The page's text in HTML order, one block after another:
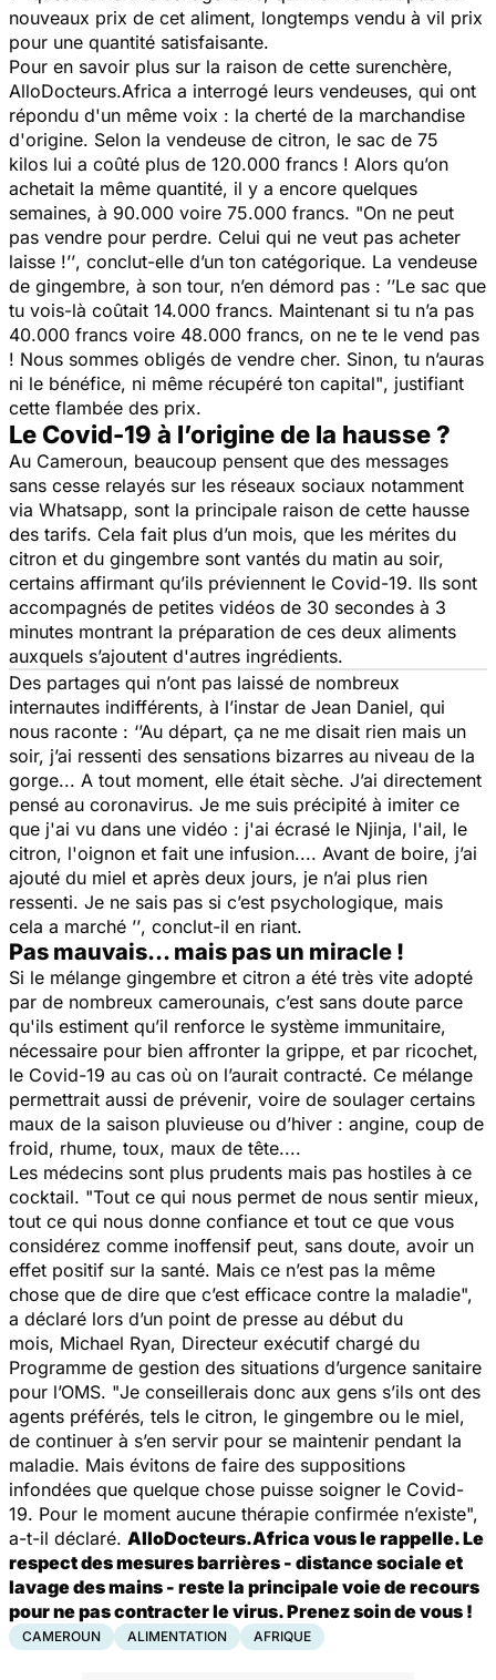
nouveaux prix de cet aliment, longtemps vendu à vil prix
pour une quantité satisfaisante.
Pour en savoir plus sur la raison de cette surenchère,
AlloDocteurs.Africa a interrogé leurs vendeuses, qui ont
répondu d'un même voix : la cherté de la marchandise
d'origine. Selon la vendeuse de citron, le sac de 75
kilos lui a coûté plus de 120.000 francs ! Alors qu’on
achetait la même quantité, il y a encore quelques
semaines, à 90.000 voire 75.000 francs. "On ne peut
pas vendre pour perdre. Celui qui ne veut pas acheter
laisse !’’, conclut-elle d’un ton catégorique. La vendeuse
de gingembre, à son tour, n’en démord pas : ’’Le sac que
tu vois-là coûtait 14.000 francs. Maintenant si tu n’a pas
40.000 francs voire 48.000 francs, on ne te le vend pas
! Nous sommes obligés de vendre cher. Sinon, tu n’auras
ni le bénéfice, ni même récupéré ton capital", justifiant
cette flambée des prix.
Le Covid-19 à l’origine de la hausse ?
Au Cameroun, beaucoup pensent que des messages
sans cesse relayés sur les réseaux sociaux notamment
via Whatsapp, sont la principale raison de cette hausse
des tarifs. Cela fait plus d’un mois, que les mérites du
citron et du gingembre sont vantés du matin au soir,
certains affirmant qu’ils préviennent le Covid-19. Ils sont
accompagnés de petites vidéos de 30 secondes à 3
minutes montrant la préparation de ces deux aliments
auxquels s’ajoutent d'autres ingrédients.
Des partages qui n’ont pas laissé de nombreux
internautes indifférents, à l’instar de Jean Daniel, qui
nous raconte : ‘’Au départ, ça ne me disait rien mais un
soir, j’ai ressenti des sensations bizarres au niveau de la
gorge... A tout moment, elle était sèche. J’ai directement
pensé au coronavirus. Je me suis précipité à imiter ce
que j'ai vu dans une vidéo : j'ai écrasé le Njinja, l'ail, le
citron, l'oignon et fait une infusion.... Avant de boire, j’ai
ajouté du miel et après deux jours, je n’ai plus rien
ressenti. Je ne sais pas si c’est psychologique, mais
cela a marché ’’, conclut-il en riant.
Pas mauvais... mais pas un miracle !
Si le mélange gingembre et citron a été très vite adopté
par de nombreux camerounais, c’est sans doute parce
qu'ils estiment qu’il renforce le système immunitaire,
nécessaire pour bien affronter la grippe, et par ricochet,
le Covid-19 au cas où on l’aurait contracté. Ce mélange
permettrait aussi de prévenir, voire de soulager certains
maux de la saison pluvieuse ou d’hiver : angine, coup de
froid, rhume, toux, maux de tête....
Les médecins sont plus prudents mais pas hostiles à ce
cocktail. "Tout ce qui nous permet de nous sentir mieux,
tout ce qui nous donne confiance et tout ce que vous
considérez comme inoffensif peut, sans doute, avoir un
effet positif sur la santé. Mais ce n’est pas la même
chose que de dire que c’est efficace contre la maladie",
a déclaré lors d’un point de presse au début du
mois, Michael Ryan, Directeur exécutif chargé du
Programme de gestion des situations d’urgence sanitaire
pour l’OMS. "Je conseillerais donc aux gens s’ils ont des
agents préférés, tels le citron, le gingembre ou le miel,
de continuer à s’en servir pour se maintenir pendant la
maladie. Mais évitons de faire des suppositions
infondées que quelque chose puisse soigner le Covid-
19. Pour le moment aucune thérapie confirmée n’existe",
a-t-il déclaré. AlloDocteurs.Africa vous le rappelle. Le
respect des mesures barrières - distance sociale et
lavage des mains - reste la principale voie de recours
pour ne pas contracter le virus. Prenez soin de vous !
CAMEROUN ALIMENTATION AFRIQUE